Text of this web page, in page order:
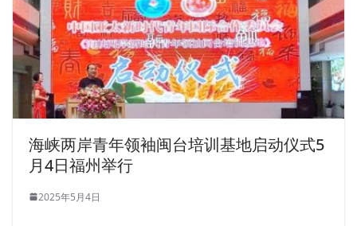
海峡两岸青年领袖闽台培训基地启动仪式5
月4日福州举行
2025年5月4日